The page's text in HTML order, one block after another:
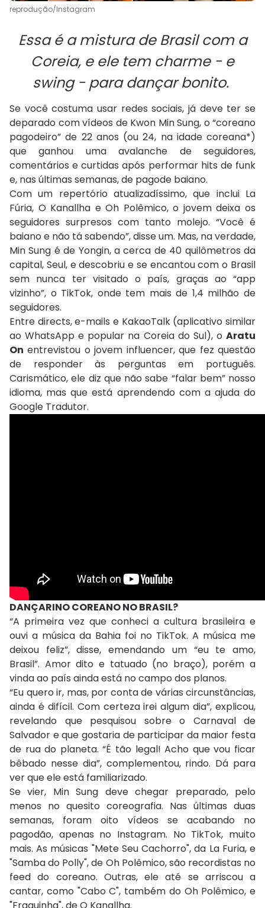
reprodução/Instagram
Essa é a mistura de Brasil com a
Coreia, e ele tem charme - e
swing - para dançar bonito.
Se você costuma usar redes sociais, já deve ter se
deparado com vídeos de Kwon Min Sung, o “coreano
pagodeiro” de 22 anos (ou 24, na idade coreana*)
que ganhou uma avalanche de seguidores,
comentários e curtidas após performar hits de funk
e, nas últimas semanas, de pagode baiano.
Com um repertório atualizadíssimo, que inclui La
Fúria, O Kanallha e Oh Polêmico, o jovem deixa os
seguidores surpresos com tanto molejo. “Você é
baiano e não tá sabendo”, disse um. Mas, na verdade,
Min Sung é de Yongin, a cerca de 40 quilômetros da
capital, Seul, e descobriu e se encantou com o Brasil
sem nunca ter visitado o país, graças ao “app
vizinho”, o TikTok, onde tem mais de 1,4 milhão de
seguidores.
Entre directs, e-mails e KakaoTalk (aplicativo similar
ao WhatsApp e popular na Coreia do Sul), o Aratu
On entrevistou o jovem influencer, que fez questão
de responder às perguntas em português.
Carismático, ele diz que não sabe “falar bem” nosso
idioma, mas que está aprendendo com a ajuda do
Google Tradutor.
DANÇARINO COREANO NO BRASIL?
“A primeira vez que conheci a cultura brasileira e
ouvi a música da Bahia foi no TikTok. A música me
deixou feliz”, disse, emendando um “eu te amo,
Brasil”. Amor dito e tatuado (no braço), porém a
vinda ao país ainda está no campo dos planos.
“Eu quero ir, mas, por conta de várias circunstâncias,
ainda é difícil. Com certeza irei algum dia”, explicou,
revelando que pesquisou sobre o Carnaval de
Salvador e que gostaria de participar da maior festa
de rua do planeta. “É tão legal! Acho que vou ficar
bêbado nesse dia”, complementou, rindo. Dá para
ver que ele está familiarizado.
Se vier, Min Sung deve chegar preparado, pelo
menos no quesito coreografia. Nas últimas duas
semanas, foram oito vídeos se acabando no
pagodão, apenas no Instagram. No TikTok, muito
mais. As músicas "Mete Seu Cachorro", da La Furia, e
"Samba do Polly", de Oh Polêmico, são recordistas no
feed do coreano. Outras, ele até se arriscou a
cantar, como "Cabo C", também do Oh Polêmico, e